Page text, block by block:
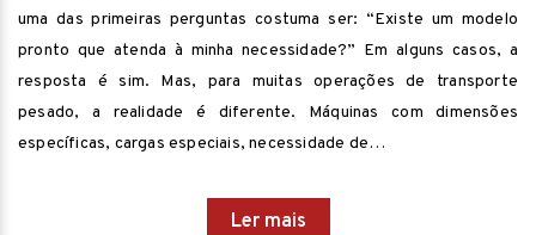
uma das primeiras perguntas costuma ser: “Existe um modelo
pronto que atenda à minha necessidade?” Em alguns casos, a
resposta é sim. Mas, para muitas operações de transporte
pesado, a realidade é diferente. Máquinas com dimensões
específicas, cargas especiais, necessidade de…
Ler mais